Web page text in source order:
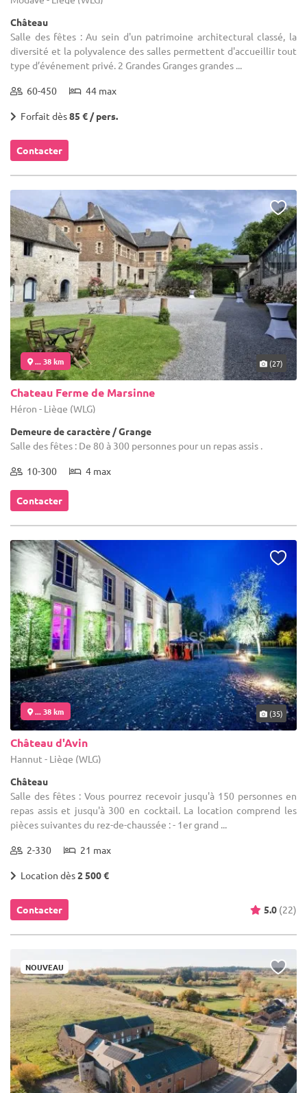
Château
Salle des fêtes : Au sein d'un patrimoine architectural classé, la
diversité et la polyvalence des salles permettent d'accueillir tout
type d’événement privé. 2 Grandes Granges grandes ...
60-450 44 max
Forfait dès85 € / pers.
Contacter
... 38 km (27)
Chateau Ferme de Marsinne
Héron - Liège (WLG)
Demeure de caractère / Grange
Salle des fêtes : De 80 à 300 personnes pour un repas assis .
10-300 4 max
Contacter
... 38 km (35)
Château d'Avin
Hannut - Liège (WLG)
Château
Salle des fêtes : Vous pourrez recevoir jusqu'à 150 personnes en
repas assis et jusqu'à 300 en cocktail. La location comprend les
pièces suivantes du rez-de-chaussée : - 1er grand ...
2-330 21 max
Location dès2 500 €
Contacter 5.0 (22)
NOUVEAU